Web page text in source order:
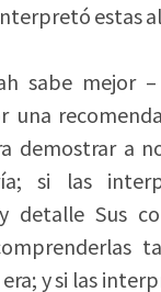
estas
sabe mejor
una
demostrar a
si las
detalle Sus
y si las